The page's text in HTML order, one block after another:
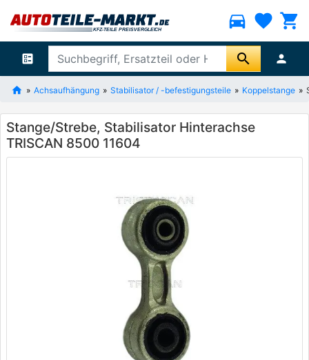
directions_car favorite shopping_cart
ballot search person
Achsaufhängung Stabilisator / -befestigungsteile Koppelstange
Stange/Strebe, Stabilisator Hinterachse
TRISCAN 8500 11604